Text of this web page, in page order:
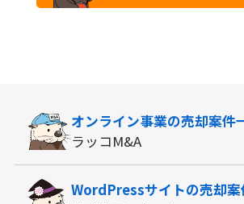
オンライン事業の売却案件
ラッコM&A
WordPressサイトの売却